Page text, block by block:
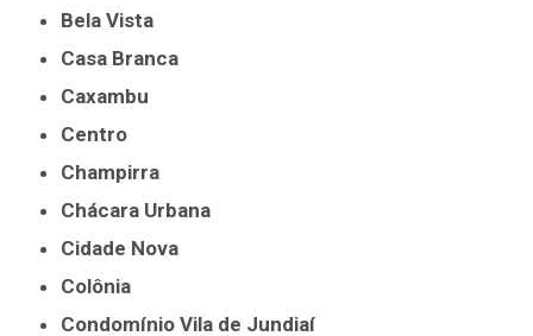
Bela Vista
Casa Branca
Caxambu
Centro
Champirra
Chácara Urbana
Cidade Nova
Colônia
Condomínio Vila de Jundiaí